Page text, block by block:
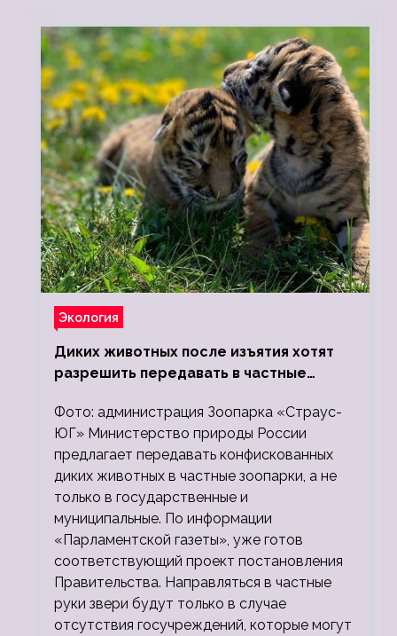
Экология
Диких животных после изъятия хотят
разрешить передавать в частные
Фото: администрация Зоопарка «Страус-
ЮГ» Министерство природы России
предлагает передавать конфискованных
диких животных в частные зоопарки, а не
только в государственные и
муниципальные. По информации
«Парламентской газеты», уже готов
соответствующий проект постановления
Правительства. Направляться в частные
руки звери будут только в случае
отсутствия госучреждений, которые могут